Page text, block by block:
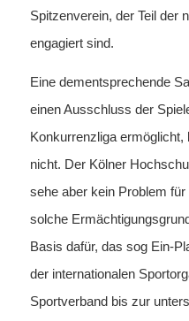
Spitzenverein, der Teil der
engagiert sind.
Eine dementsprechende
einen Ausschluss der
Konkurrenzliga ermöglicht,
nicht. Der Kölner
sehe aber kein Problem
solche
Basis dafür, das sog Ein-
der internationalen
Sportverband bis zur